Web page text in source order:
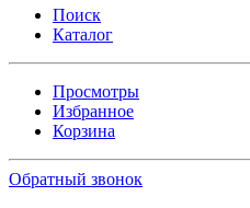
Поиск
Каталог
Просмотры
Избранное
Корзина
Обратный звонок